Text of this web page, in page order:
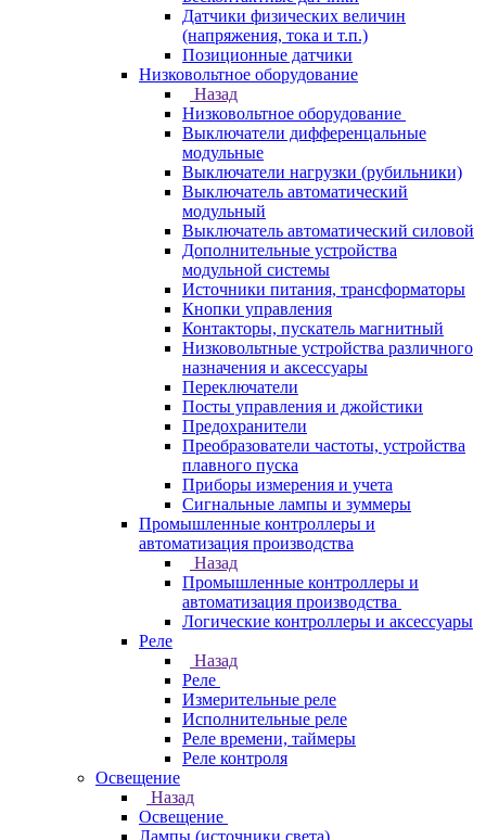
Датчики физических величин
(напряжения, тока и т.п.)
Позиционные датчики
Низковольтное оборудование
Назад
Низковольтное оборудование
Выключатели дифференцальные
модульные
Выключатели нагрузки (рубильники)
Выключатель автоматический
модульный
Выключатель автоматический силовой
Дополнительные устройства
модульной системы
Источники питания, трансформаторы
Кнопки управления
Контакторы, пускатель магнитный
Низковольтные устройства различного
назначения и аксессуары
Переключатели
Посты управления и джойстики
Предохранители
Преобразователи частоты, устройства
плавного пуска
Приборы измерения и учета
Сигнальные лампы и зуммеры
Промышленные контроллеры и
автоматизация производства
Назад
Промышленные контроллеры и
автоматизация производства
Логические контроллеры и аксессуары
Реле
Назад
Реле
Измерительные реле
Исполнительные реле
Реле времени, таймеры
Реле контроля
Освещение
Назад
Освещение
Лампы (источники света)